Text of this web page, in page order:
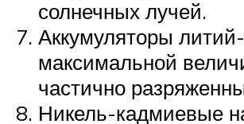
солнечных лучей.
Аккумуляторы
максимальной
частично
Никель-кадмиевые